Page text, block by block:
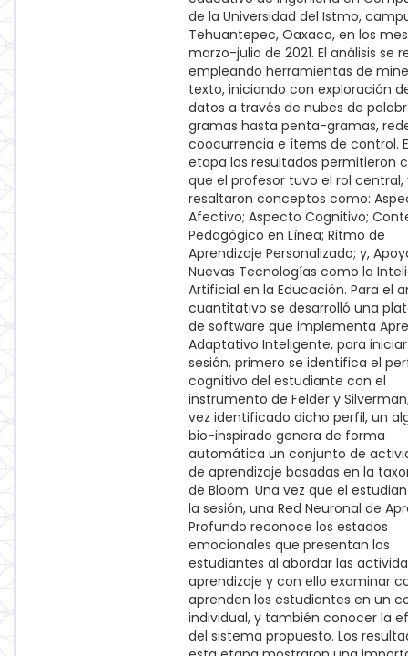
de la Universidad del Istmo,
Tehuantepec, Oaxaca, en los
marzo-julio de 2021. El análisis se
empleando herramientas de
texto, iniciando con exploración
datos a través de nubes de
gramas hasta penta-gramas,
coocurrencia e ítems de control.
etapa los resultados permitieron
que el profesor tuvo el rol central,
resaltaron conceptos como:
Afectivo; Aspecto Cognitivo;
Pedagógico en Línea; Ritmo de
Aprendizaje Personalizado; y,
Nuevas Tecnologías como la
Artificial en la Educación. Para el
cuantitativo se desarrolló una
de software que implementa
Adaptativo Inteligente, para
sesión, primero se identifica el
cognitivo del estudiante con el
instrumento de Felder y
vez identificado dicho perfil, un
bio-inspirado genera de forma
automática un conjunto de
de aprendizaje basadas en la
de Bloom. Una vez que el
la sesión, una Red Neuronal de
Profundo reconoce los estados
emocionales que presentan los
estudiantes al abordar las
aprendizaje y con ello examinar
aprenden los estudiantes en un
individual, y también conocer la
del sistema propuesto. Los